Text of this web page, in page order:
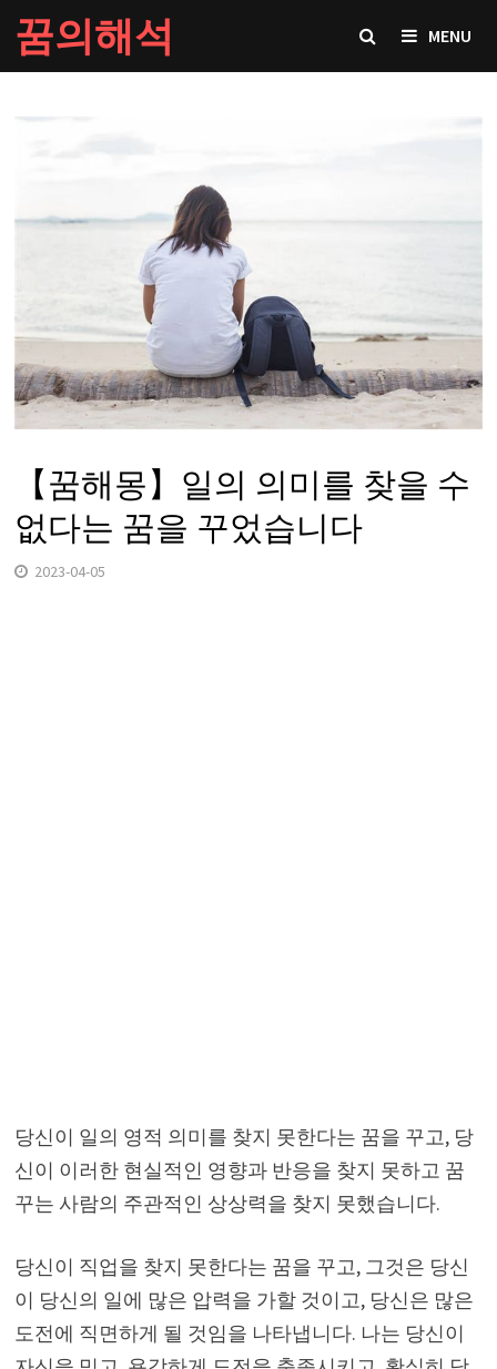
Skip
to
content
꿈의해석 MENU
【꿈해몽】일의 의미를 찾을 수
없다는 꿈을 꾸었습니다
2023-04-05
당신이 일의 영적 의미를 찾지 못한다는 꿈을 꾸고, 당
신이 이러한 현실적인 영향과 반응을 찾지 못하고 꿈
꾸는 사람의 주관적인 상상력을 찾지 못했습니다.
당신이 직업을 찾지 못한다는 꿈을 꾸고, 그것은 당신
이 당신의 일에 많은 압력을 가할 것이고, 당신은 많은
도전에 직면하게 될 것임을 나타냅니다. 나는 당신이